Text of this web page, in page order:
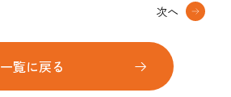
一覧に戻る
次へ